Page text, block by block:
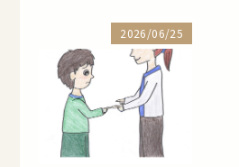
2026/06/25